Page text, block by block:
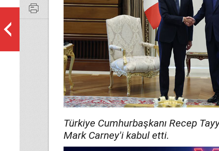
Türkiye Cumhurbaşkanı Recep
Mark Carney'i kabul etti.